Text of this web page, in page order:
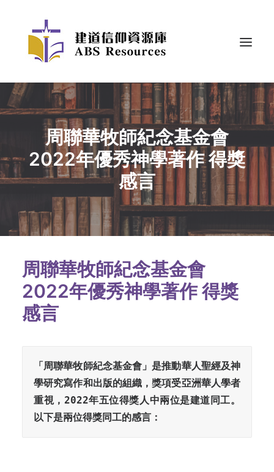
周聯華牧師紀念基金會
2022年優秀神學著作 得獎
感言
周聯華牧師紀念基金會
2022年優秀神學著作 得獎
感言
「周聯華牧師紀念基金會」是推動華人聖經及神
學研究寫作和出版的組織，獎項受亞洲華人學者
重視，2022年五位得獎人中兩位是建道同工。
以下是兩位得獎同工的感言：